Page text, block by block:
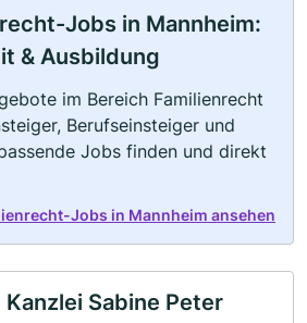
Jobs in Mannheim:
& Ausbildung
im Bereich Familienrecht
Berufseinsteiger und
Jobs finden und direkt
Jobs in Mannheim ansehen
Sabine Peter